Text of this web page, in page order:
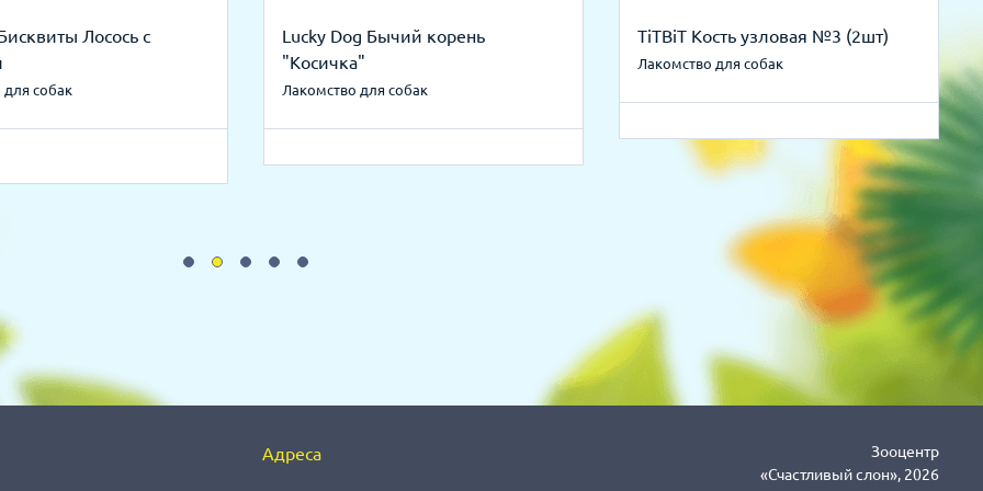
Лосось с
собак
Lucky Dog Бычий корень
"Косичка"
Лакомство для собак
TiTBiT Кость узловая №3 (2шт)
Лакомство для собак
Адреса
Зооцентр
«Счастливый слон», 2026